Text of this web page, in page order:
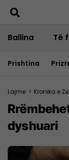
Ballina Të
Prishtina
Lajme > Kronika e
dyshuari